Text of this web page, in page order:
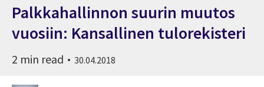
Palkkahallinnon suurin muutos
vuosiin: Kansallinen tulorekisteri
2 min read 30.04.2018